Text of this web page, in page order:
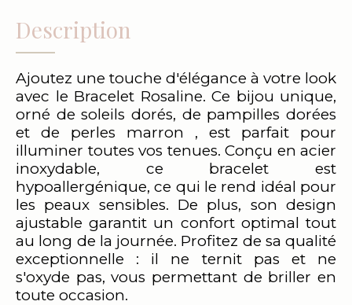
Description
Ajoutez une touche d'élégance à votre look
avec le Bracelet Rosaline. Ce bijou unique,
orné de soleils dorés, de pampilles dorées
et de perles marron , est parfait pour
illuminer toutes vos tenues. Conçu en acier
inoxydable, ce bracelet est
hypoallergénique, ce qui le rend idéal pour
les peaux sensibles. De plus, son design
ajustable garantit un confort optimal tout
au long de la journée. Profitez de sa qualité
exceptionnelle : il ne ternit pas et ne
s'oxyde pas, vous permettant de briller en
toute occasion.